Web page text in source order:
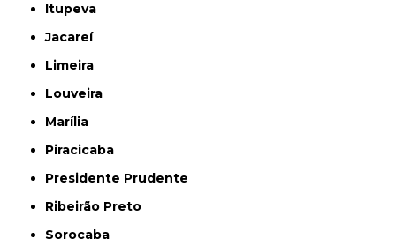
Itupeva
Jacareí
Limeira
Louveira
Marília
Piracicaba
Presidente Prudente
Ribeirão Preto
Sorocaba